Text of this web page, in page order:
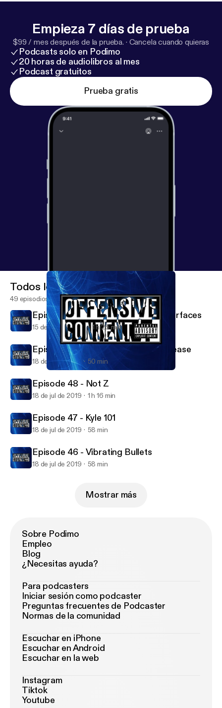
Empieza 7 días de prueba
$99 / mes después de la prueba. · Cancela cuando quieras
Podcasts solo en Podimo
20 horas de audiolibros al mes
Podcast gratuitos
Prueba gratis
Offensive Content
Todos los episodios
49 episodios
Episode 49 - The White Whale Resurfaces
15 de ago de 2019 1 h 26 min
Episode 45 - Heartbreak Heart Disease
18 de jul de 2019 50 min
Episode 48 - Not Z
18 de jul de 2019 1 h 16 min
Episode 47 - Kyle 101
18 de jul de 2019 58 min
Episode 46 - Vibrating Bullets
18 de jul de 2019 58 min
Mostrar más
Sobre Podimo
Empleo
Blog
¿Necesitas ayuda?
Para podcasters
Iniciar sesión como podcaster
Preguntas frecuentes de Podcaster
Normas de la comunidad
Escuchar en iPhone
Escuchar en Android
Escuchar en la web
Instagram
Tiktok
Youtube